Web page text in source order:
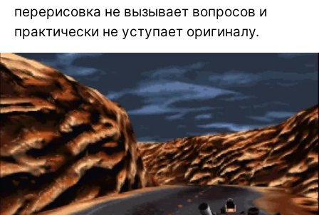
перерисовка не вызывает вопросов и
практически не уступает оригиналу.